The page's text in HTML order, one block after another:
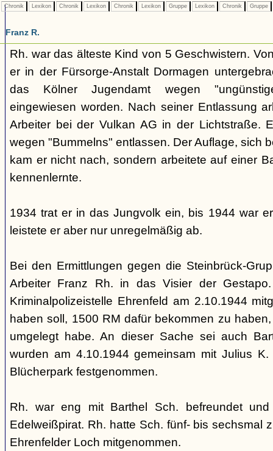
Chronik Lexikon Chronik Lexikon Chronik Lexikon Gruppe Lexikon Chronik Gruppe
Franz R.
Rh. war das älteste Kind von 5 Geschwistern.
er in der Fürsorge-Anstalt Dormagen
das Kölner Jugendamt wegen
eingewiesen worden. Nach seiner Entlassung
Arbeiter bei der Vulkan AG in der Lichtstraße.
wegen "Bummelns" entlassen. Der Auflage, sich
kam er nicht nach, sondern arbeitete auf einer
kennenlernte.
1934 trat er in das Jungvolk ein, bis 1944 war
leistete er aber nur unregelmäßig ab.
Bei den Ermittlungen gegen die Steinbrück-
Arbeiter Franz Rh. in das Visier der
Kriminalpolizeistelle Ehrenfeld am 2.10.1944
haben soll, 1500 RM dafür bekommen zu
umgelegt habe. An dieser Sache sei auch
wurden am 4.10.1944 gemeinsam mit Julius
Blücherpark festgenommen.
Rh. war eng mit Barthel Sch. befreundet
Edelweißpirat. Rh. hatte Sch. fünf- bis sechsmal
Ehrenfelder Loch mitgenommen.